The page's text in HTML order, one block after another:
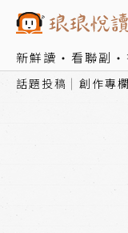
新鮮讀 看聯副
話題投稿 創作專欄